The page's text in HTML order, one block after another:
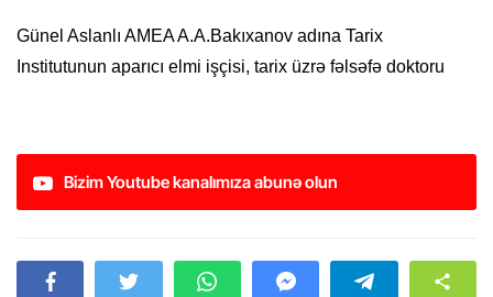
Günel Aslanlı AMEA A.A.Bakıxanov adına Tarix
Institutunun aparıcı elmi işçisi, tarix üzrə fəlsəfə doktoru
Bizim Youtube kanalımıza abunə olun